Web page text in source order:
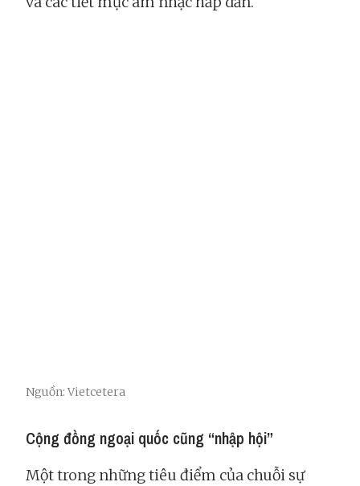
Nguồn: Vietcetera
Cộng đồng ngoại quốc cũng “nhập hội”
Một trong những tiêu điểm của chuỗi sự